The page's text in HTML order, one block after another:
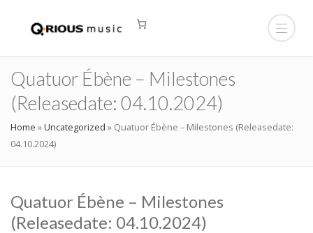
Quatuor Ébène – Milestones
(Releasedate: 04.10.2024)
Home »Uncategorized » Quatuor Ébène – Milestones (Releasedate:
04.10.2024)
Quatuor Ébène – Milestones
(Releasedate: 04.10.2024)